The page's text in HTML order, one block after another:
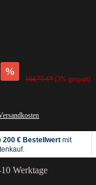
%
104,75 €* (3% gespart)
Werktage